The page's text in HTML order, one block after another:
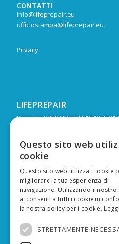
CONTATTI
info@lifeprepair.eu
ufficiostampa@lifeprepair.eu
Privacy
LIFEPREPAIR
Progetto PREPAIR – LIFE15 IPE IT013
Durata: Febbraio 2017 – Dicembre
Budget: 16.805.939 € di cui
europeo
Capofila: Regione Emilia-
del territorio e dell’ambiente
FINANZIATO DA
Questo sito web
cookie
Questo sito web utilizza i cookie
migliorare la tua esperienza di
navigazione. Utilizzando il nostro
acconsenti a tutti i cookie in
la nostra policy per i cookie.
STRETTAMENTE